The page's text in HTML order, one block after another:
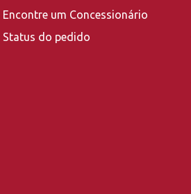
Encontre um Concessionário
Status do pedido